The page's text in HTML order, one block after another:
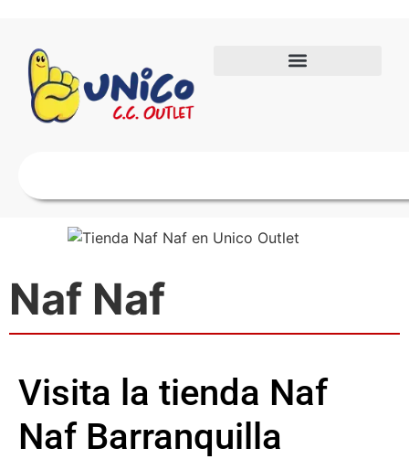
Naf Naf
Visita la tienda Naf
Naf Barranquilla